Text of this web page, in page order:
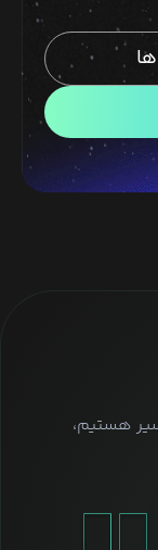
هستیم،